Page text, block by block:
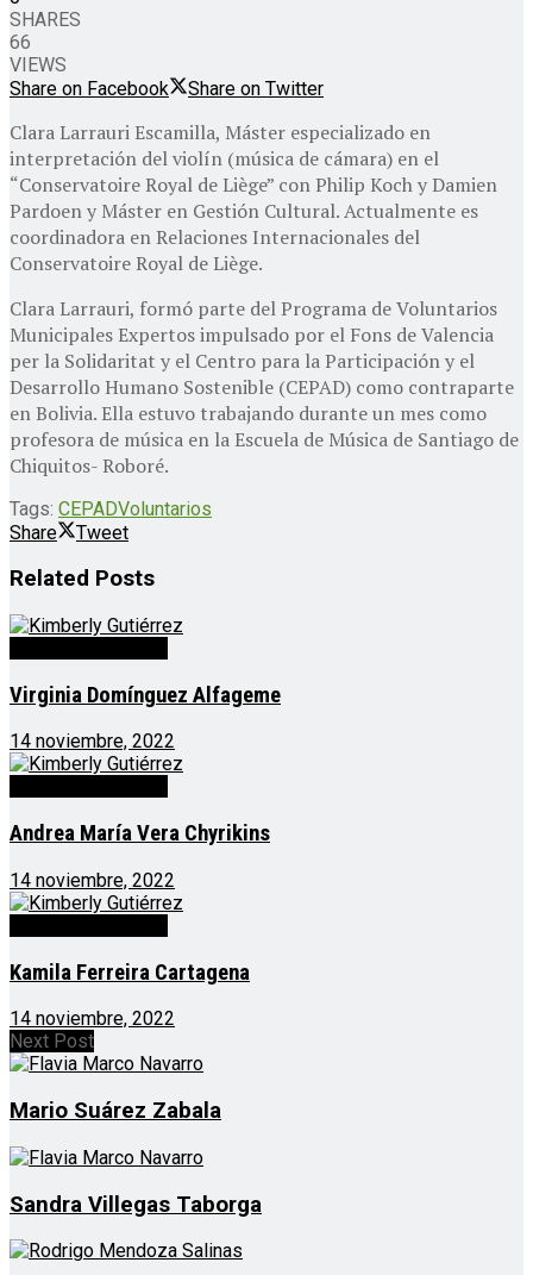
SHARES
66
VIEWS
Share on Facebook
Share on Twitter
Clara Larrauri Escamilla, Máster especializado en
interpretación del violín (música de cámara) en el
“Conservatoire Royal de Liège” con Philip Koch y Damien
Pardoen y Máster en Gestión Cultural. Actualmente es
coordinadora en Relaciones Internacionales del
Conservatoire Royal de Liège.
Clara Larrauri, formó parte del Programa de Voluntarios
Municipales Expertos impulsado por el Fons de Valencia
per la Solidaritat y el Centro para la Participación y el
Desarrollo Humano Sostenible (CEPAD) como contraparte
en Bolivia. Ella estuvo trabajando durante un mes como
profesora de música en la Escuela de Música de Santiago de
Chiquitos- Roboré.
Tags: CEPADVoluntarios
Share
Tweet
Related Posts
Virginia Domínguez Alfageme
14 noviembre, 2022
Andrea María Vera Chyrikins
14 noviembre, 2022
Kamila Ferreira Cartagena
14 noviembre, 2022
Next Post
Mario Suárez Zabala
Sandra Villegas Taborga